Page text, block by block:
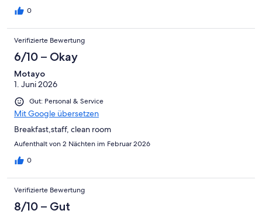
0
Verifizierte Bewertung
6/10 – Okay
Motayo
1. Juni 2026
Gut: Personal & Service
Mit Google übersetzen
Breakfast,staff, clean room
Aufenthalt von 2 Nächten im Februar 2026
0
Verifizierte Bewertung
8/10 – Gut